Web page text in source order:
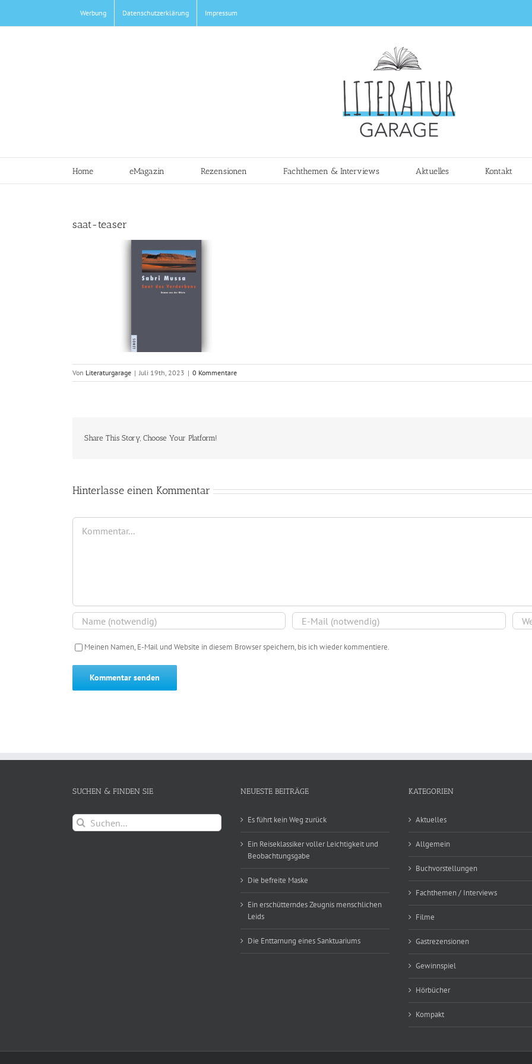
springen
Werbung Datenschutzerklärung Impressum
Home eMagazin Rezensionen Fachthemen & Interviews Aktuelles Kontakt
saat-teaser
Von Literaturgarage | Juli 19th, 2023 | 0 Kommentare
Share This Story, Choose Your Platform!
Hinterlasse einen Kommentar
Kommentar
Meinen Namen, E-Mail und Website in diesem Browser speichern, bis ich wieder kommentiere.
SUCHEN & FINDEN SIE
Suche
nach:
NEUESTE BEITRÄGE
Es führt kein Weg zurück
Ein Reiseklassiker voller Leichtigkeit und
Beobachtungsgabe
Die befreite Maske
Ein erschütterndes Zeugnis menschlichen
Leids
Die Enttarnung eines Sanktuariums
KATEGORIEN
Aktuelles
Allgemein
Buchvorstellungen
Fachthemen / Interviews
Filme
Gastrezensionen
Gewinnspiel
Hörbücher
Kompakt